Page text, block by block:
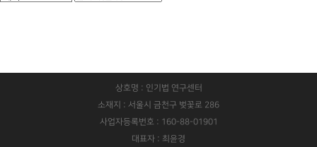
상호명 : 인기법 연구센터
소재지 : 서울시 금천구 벚꽃로 286
사업자등록번호 : 160-88-01901
대표자 : 최윤경